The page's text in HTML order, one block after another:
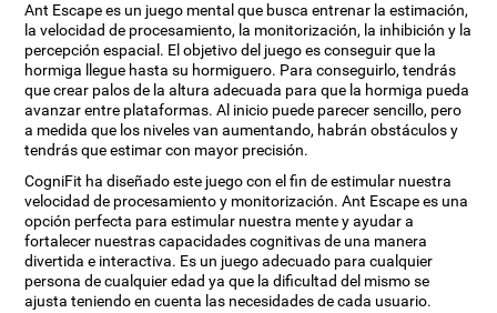
Ant Escape es un juego mental que busca entrenar la estimación,
la velocidad de procesamiento, la monitorización, la inhibición y la
percepción espacial. El objetivo del juego es conseguir que la
hormiga llegue hasta su hormiguero. Para conseguirlo, tendrás
que crear palos de la altura adecuada para que la hormiga pueda
avanzar entre plataformas. Al inicio puede parecer sencillo, pero
a medida que los niveles van aumentando, habrán obstáculos y
tendrás que estimar con mayor precisión.
CogniFit ha diseñado este juego con el fin de estimular nuestra
velocidad de procesamiento y monitorización. Ant Escape es una
opción perfecta para estimular nuestra mente y ayudar a
fortalecer nuestras capacidades cognitivas de una manera
divertida e interactiva. Es un juego adecuado para cualquier
persona de cualquier edad ya que la dificultad del mismo se
ajusta teniendo en cuenta las necesidades de cada usuario.